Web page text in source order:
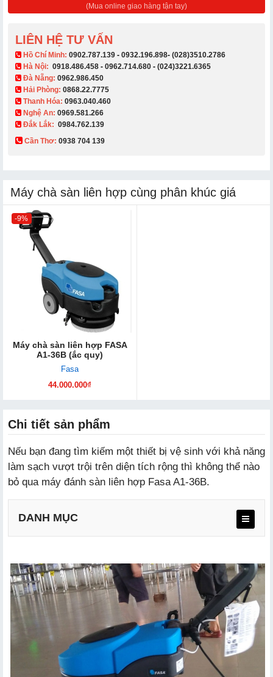
(Mua online giao hàng tận tay)
LIÊN HỆ TƯ VẤN
​ Hồ Chí Minh: 0902.787.139 - 0932.196.898- (028)3510.2786
Hà Nội: 0918.486.458 - 0962.714.680 - (024)3221.6365
Đà Nẵng: 0962.986.450
Hải Phòng: 0868.22.7775
Thanh Hóa: 0963.040.460
Nghệ An: 0969.581.266
Đắk Lắk: 0984.762.139
Cần Thơ: 0938 704 139​
Máy chà sàn liên hợp cùng phân khúc giá
-9%
Máy chà sàn liên hợp FASA
A1-36B (ắc quy)
Fasa
44.000.000₫
Chi tiết sản phẩm
Nếu bạn đang tìm kiếm một thiết bị vệ sinh với khả năng
làm sạch vượt trội trên diện tích rộng thì không thể nào
bỏ qua máy đánh sàn liên hợp Fasa A1-36B.
DANH MỤC
a. Hiệu suất làm sạch vượt trội
b. Thiết kế tiện lợi và hiện đại
c. Chất lượng vượt trội, độ bền cao
d. Tiết kiệm thời gian và công sức